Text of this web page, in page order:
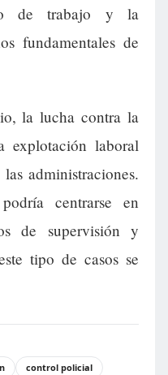
de trabajo y la
fundamentales de
la lucha contra la
explotación laboral
administraciones.
centrarse en
de supervisión y
tipo de casos se
control policial